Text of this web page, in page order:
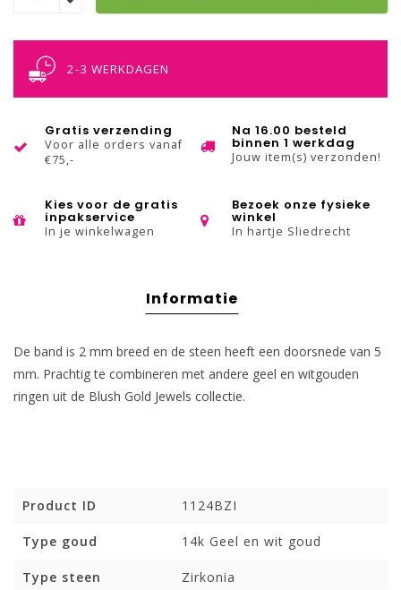
2-3 WERKDAGEN
Gratis verzending
Voor alle orders vanaf
€75,-
Na 16.00 besteld
binnen 1 werkdag
Jouw item(s) verzonden!
Kies voor de gratis
inpakservice
In je winkelwagen
Bezoek onze fysieke
winkel
In hartje Sliedrecht
Informatie
De band is 2 mm breed en de steen heeft een doorsnede van 5
mm. Prachtig te combineren met andere geel en witgouden
ringen uit de Blush Gold Jewels collectie.
Product ID 1124BZI
Type goud 14k Geel en wit goud
Type steen Zirkonia